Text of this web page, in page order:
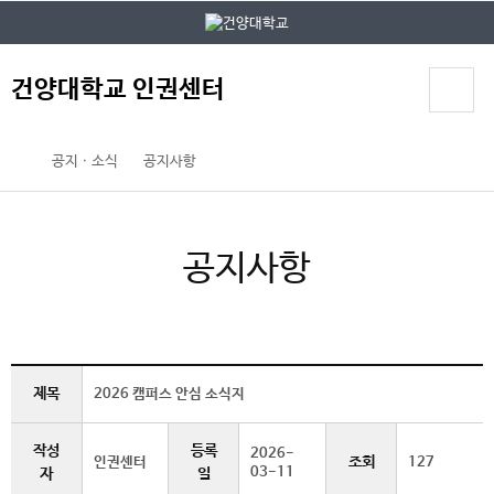
건양대학교 인권센터
공지ㆍ소식 공지사항
공지사항
제목 2026 캠퍼스 안심 소식지
작성
자
인권센터
등록
일
2026-
03-11
조회 127